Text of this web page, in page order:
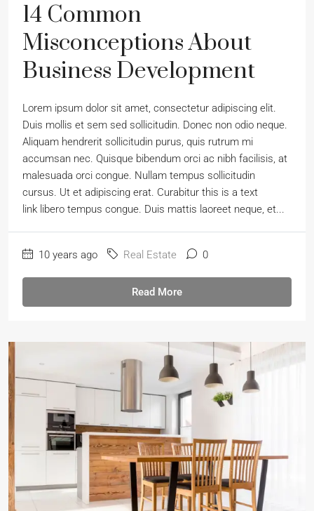
14 Common
Misconceptions About
Business Development
Lorem ipsum dolor sit amet, consectetur adipiscing elit.
Duis mollis et sem sed sollicitudin. Donec non odio neque.
Aliquam hendrerit sollicitudin purus, quis rutrum mi
accumsan nec. Quisque bibendum orci ac nibh facilisis, at
malesuada orci congue. Nullam tempus sollicitudin
cursus. Ut et adipiscing erat. Curabitur this is a text
link libero tempus congue. Duis mattis laoreet neque, et...
10 years ago Real Estate 0
Read More